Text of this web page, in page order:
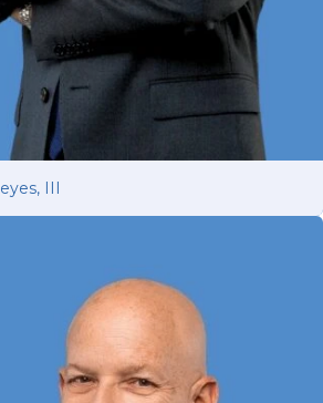
III
lesionados desde 1993
de experiencia en juicios. Ha
$1 mil millones para más de